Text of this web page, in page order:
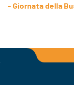
- Giornata della